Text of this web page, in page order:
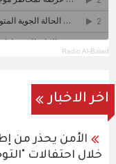
Radio Al-Balad
اخر الاخبار
الأمن يحذر من
خلال احتفالات